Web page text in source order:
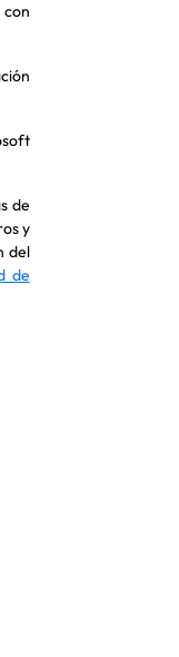
de
y
del
de